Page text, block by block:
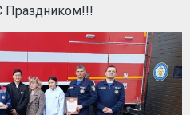
Праздником!!!